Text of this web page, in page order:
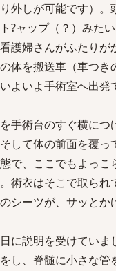
外しが可能です）。
?ャップ（？）みた
護婦さんがふたりが
体を搬送車（車つき
よいよ手術室へ出発
手術台のすぐ横につ
して体の前面を覆っ
で、ここでもよっこ
術衣はそこで取られ
シーツが、サッとか
に説明を受けていま
し、脊髄に小さな管